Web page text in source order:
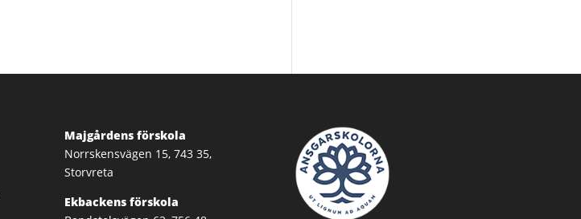
Majgårdens förskola
Norrskensvägen 15, 743 35,
Storvreta
Ekbackens förskola